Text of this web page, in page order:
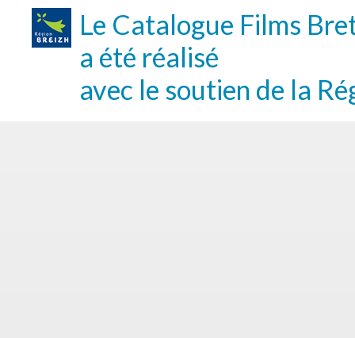
Le Catalogue Films
a été réalisé
avec le soutien de la